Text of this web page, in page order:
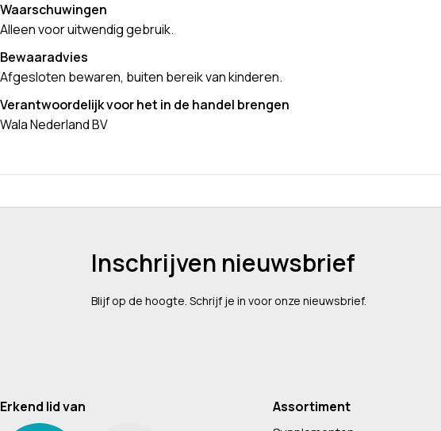
Waarschuwingen
Alleen voor uitwendig gebruik.
Bewaaradvies
Afgesloten bewaren, buiten bereik van kinderen.
Verantwoordelijk voor het in de handel brengen
Wala Nederland BV
Inschrijven nieuwsbrief
Blijf op de hoogte. Schrijf je in voor onze nieuwsbrief.
Erkend lid van Assortiment